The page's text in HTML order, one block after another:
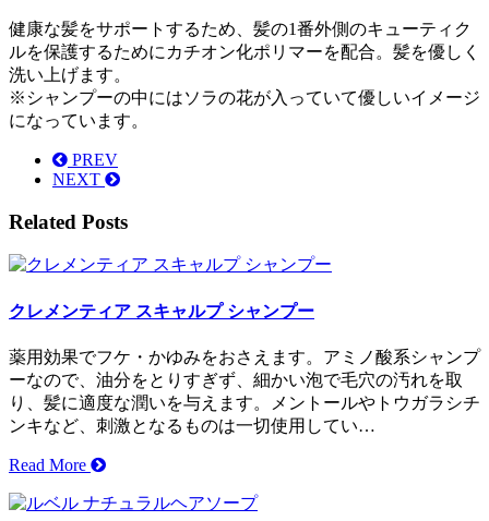
健康な髪をサポートするため、髪の1番外側のキューティク
ルを保護するためにカチオン化ポリマーを配合。髪を優しく
洗い上げます。
※シャンプーの中にはソラの花が入っていて優しいイメージ
になっています。
PREV
NEXT
Related Posts
クレメンティア スキャルプ シャンプー
薬用効果でフケ・かゆみをおさえます。アミノ酸系シャンプ
ーなので、油分をとりすぎず、細かい泡で毛穴の汚れを取
り、髪に適度な潤いを与えます。メントールやトウガラシチ
ンキなど、刺激となるものは一切使用してい…
Read More